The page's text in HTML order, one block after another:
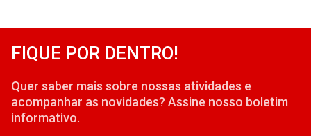
FIQUE POR DENTRO!
Quer saber mais sobre nossas atividades e
acompanhar as novidades? Assine nosso boletim
informativo.